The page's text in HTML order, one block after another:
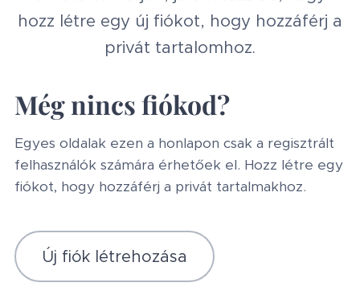
hozz létre egy új fiókot, hogy hozzáférj a
privát tartalomhoz.
Még nincs fiókod?
Egyes oldalak ezen a honlapon csak a regisztrált
felhasználók számára érhetőek el. Hozz létre egy
fiókot, hogy hozzáférj a privát tartalmakhoz.
Új fiók létrehozása